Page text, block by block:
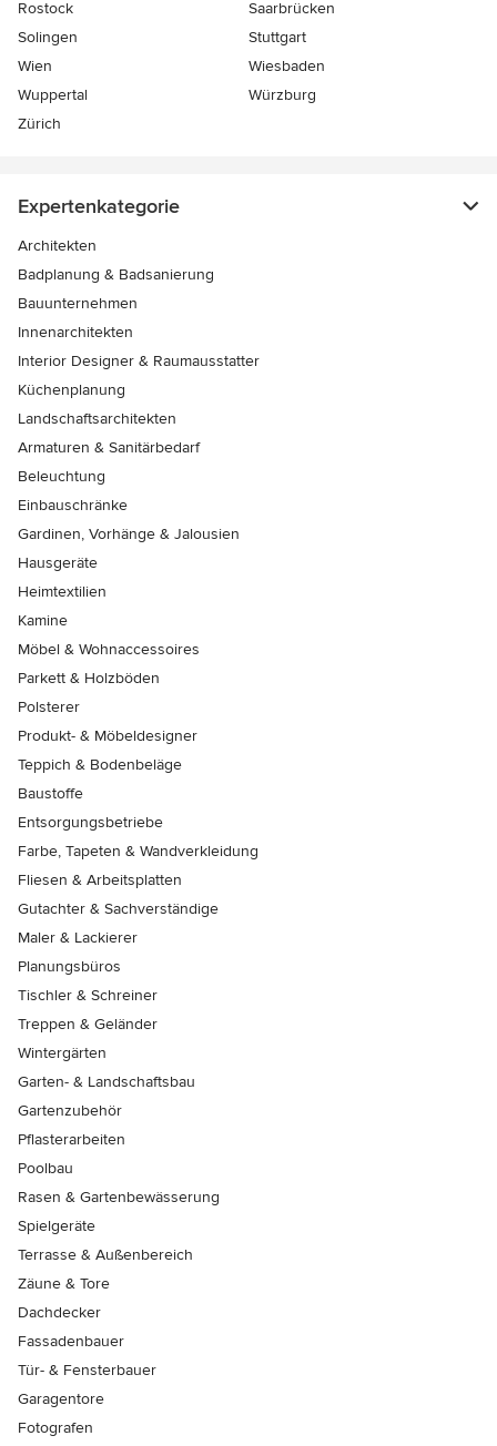
Rostock
Saarbrücken
Solingen
Stuttgart
Wien
Wiesbaden
Wuppertal
Würzburg
Zürich
Expertenkategorie
Architekten
Badplanung & Badsanierung
Bauunternehmen
Innenarchitekten
Interior Designer & Raumausstatter
Küchenplanung
Landschaftsarchitekten
Armaturen & Sanitärbedarf
Beleuchtung
Einbauschränke
Gardinen, Vorhänge & Jalousien
Hausgeräte
Heimtextilien
Kamine
Möbel & Wohnaccessoires
Parkett & Holzböden
Polsterer
Produkt- & Möbeldesigner
Teppich & Bodenbeläge
Baustoffe
Entsorgungsbetriebe
Farbe, Tapeten & Wandverkleidung
Fliesen & Arbeitsplatten
Gutachter & Sachverständige
Maler & Lackierer
Planungsbüros
Tischler & Schreiner
Treppen & Geländer
Wintergärten
Garten- & Landschaftsbau
Gartenzubehör
Pflasterarbeiten
Poolbau
Rasen & Gartenbewässerung
Spielgeräte
Terrasse & Außenbereich
Zäune & Tore
Dachdecker
Fassadenbauer
Tür- & Fensterbauer
Garagentore
Fotografen